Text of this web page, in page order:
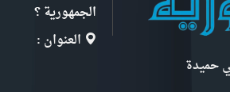
الجمهورية ؟
العنوان :